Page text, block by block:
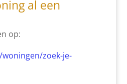
al een
op:
zoek-je-